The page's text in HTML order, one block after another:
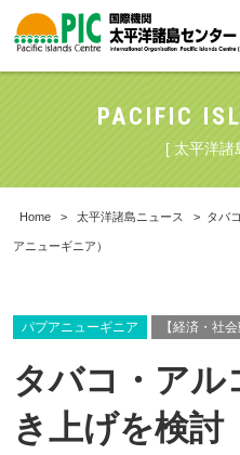
PACIFIC
[ 太平洋諸
Home > 太平洋諸島ニュース > タバ
アニューギニア）
パプアニューギニア 【経済・社会
タバコ・アル
き上げを検討